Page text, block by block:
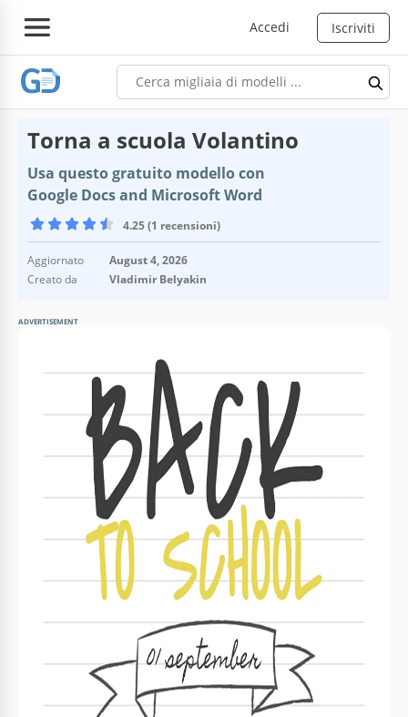
Accedi Iscriviti
Torna a scuola Volantino
Usa questo gratuito modello con
Google Docs and Microsoft Word
4.25 (1 recensioni)
Aggiornato
August 4, 2026
Creato da
Vladimir Belyakin
ADVERTISEMENT